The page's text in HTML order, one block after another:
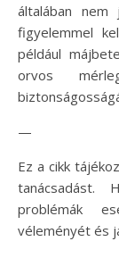
általában nem
figyelemmel
például
orvos
—
Ez a cikk
tanácsadást.
problémák
véleményét és